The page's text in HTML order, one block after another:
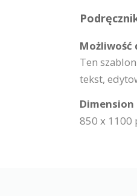
Możliwość
Ten
tekst,
Dimension
850 x 1100